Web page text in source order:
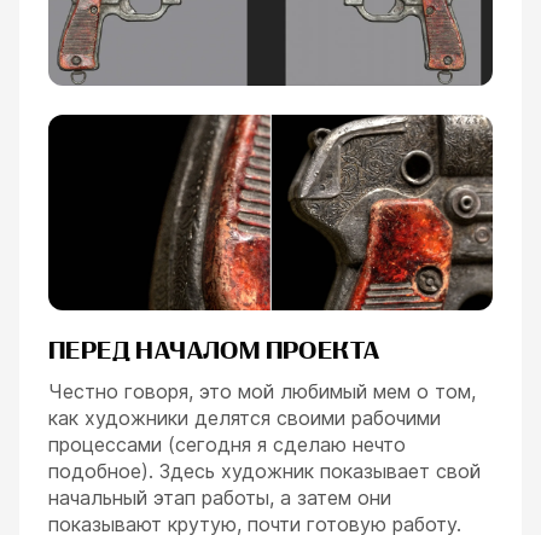
ПЕРЕД НАЧАЛОМ ПРОЕКТА
Честно говоря, это мой любимый мем о том,
как художники делятся своими рабочими
процессами (сегодня я сделаю нечто
подобное). Здесь художник показывает свой
начальный этап работы, а затем они
показывают крутую, почти готовую работу.